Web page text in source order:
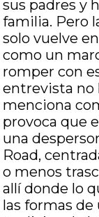
sus padres y
familia. Pero
solo vuelve
como un
romper con
entrevista no
menciona
provoca que
una
Road,
o menos
allí donde lo
las formas